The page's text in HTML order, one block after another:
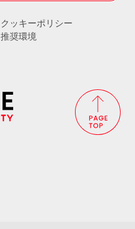
クッキーポリシー
推奨環境